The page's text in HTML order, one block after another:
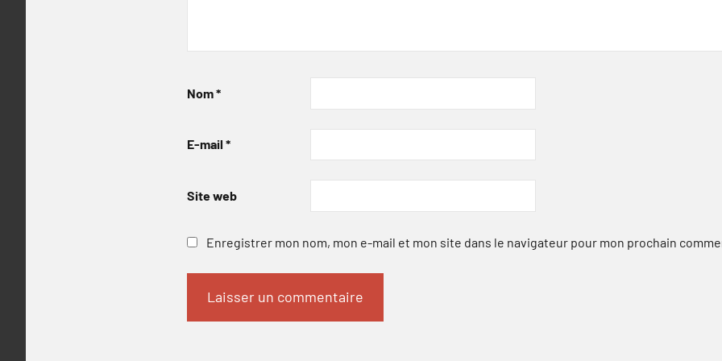
Nom*
E-mail *
Site web
Enregistrer mon nom, mon e-mail et mon site dans le navigateur pour mon prochain